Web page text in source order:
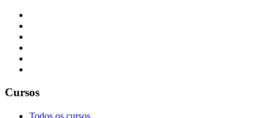
Cursos
Todos os cursos